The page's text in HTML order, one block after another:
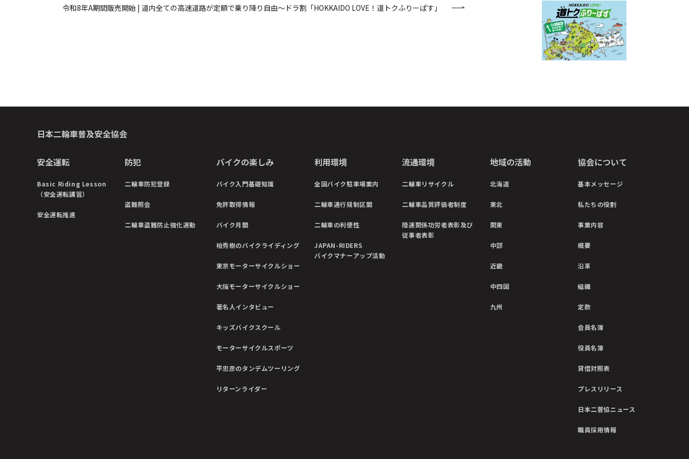
令和8年A期間販売開始 | 道内全ての高速道路が定額で乗り降り自由～ドラ割「HOKKAIDO LOVE！道トクふりーぱす」
日本二輪車普及安全協会
安全運転
Basic Riding Lesson
（安全運転講習）
安全運転推進
防犯
二輪車防犯登録
盗難照会
二輪車盗難防止強化運動
バイクの楽しみ
バイク入門基礎知識
免許取得情報
バイク月間
柏秀樹のバイクライディング
東京モーターサイクルショー
大阪モーターサイクルショー
著名人インタビュー
キッズバイクスクール
モーターサイクルスポーツ
平忠彦のタンデムツーリング
リターンライダー
利用環境
全国バイク駐車場案内
二輪車通行規制区間
二輪車の利便性
JAPAN-RIDERS
バイクマナーアップ活動
流通環境
二輪車リサイクル
二輪車品質評価者制度
陸運関係功労者表彰及び
従事者表彰
地域の活動
北海道
東北
関東
中部
近畿
中四国
九州
協会について
基本メッセージ
私たちの役割
事業内容
概要
沿革
組織
定款
会員名簿
役員名簿
貸借対照表
プレスリリース
日本二普協ニュース
職員採用情報